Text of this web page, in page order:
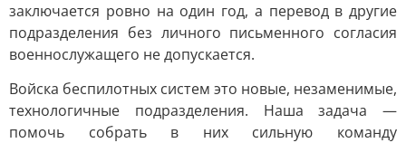
заключается ровно на один год, а перевод в другие
подразделения без личного письменного согласия
военнослужащего не допускается.
Войска беспилотных систем это новые, незаменимые,
технологичные подразделения. Наша задача —
помочь собрать в них сильную команду